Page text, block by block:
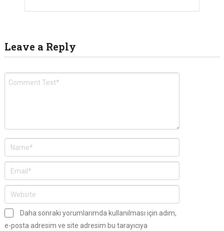
Leave a Reply
Daha sonraki yorumlarımda kullanılması için adım,
e-posta adresim ve site adresim bu tarayıcıya